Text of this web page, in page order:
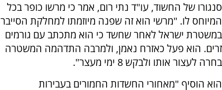
סנגורו של החשוד, עו"ד נתי רום, אמר כי מרשו כופר בכל
המיוחס לו. "מרשי הוא זה שפנה מיוזמתו למחלקת הסייבר
במשטרת ישראל לאחר שחשד כי הוא מתכתב עם גורמים
זרים. הוא פעל כאזרח נאמן, ולמרבה התדהמה המשטרה
בחרה לעצור אותו ולבקש 8 ימי מעצר".
הוא הוסיף "מאחורי החשדות החמורים בעבירות